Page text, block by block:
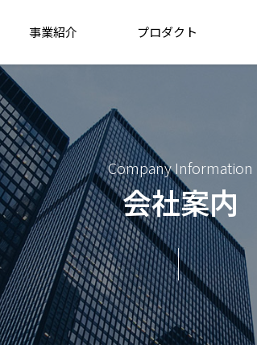
事業紹介 プロダクト
Company Information
会社案内